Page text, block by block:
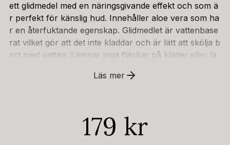
ett glidmedel med en näringsgivande effekt och som ä
r perfekt för känslig hud. Innehåller aloe vera som ha
r en återfuktande egenskap. Glidmedlet är vattenbase
rat vilket gör att det inte kladdar och är lätt att skölja b
ort med vatten. Lämnar inga fläckar på kläder eller la
ffiner, och har ett pH-värde som inte stör den naturlig
ate, citric acid, potassium sorbate, aloe barbadensis le
Läs mer
179 kr